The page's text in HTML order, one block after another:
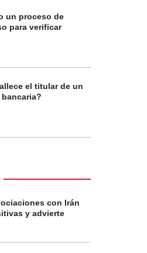
un proceso de
para verificar
el titular de un
con Irán
y advierte